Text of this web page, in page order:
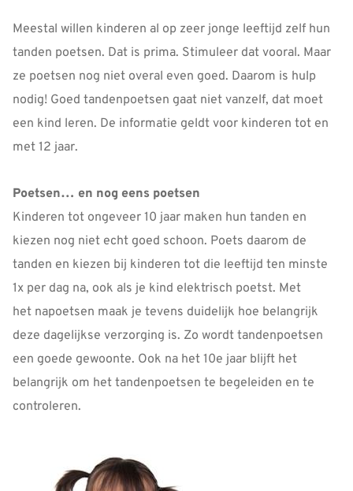
Meestal willen kinderen al op zeer jonge leeftijd zelf hun
tanden poetsen. Dat is prima. Stimuleer dat vooral. Maar
ze poetsen nog niet overal even goed. Daarom is hulp
nodig! Goed tandenpoetsen gaat niet vanzelf, dat moet
een kind leren. De informatie geldt voor kinderen tot en
met 12 jaar.
Poetsen… en nog eens poetsen
Kinderen tot ongeveer 10 jaar maken hun tanden en
kiezen nog niet echt goed schoon. Poets daarom de
tanden en kiezen bij kinderen tot die leeftijd ten minste
1x per dag na, ook als je kind elektrisch poetst. Met
het napoetsen maak je tevens duidelijk hoe belangrijk
deze dagelijkse verzorging is. Zo wordt tandenpoetsen
een goede gewoonte. Ook na het 10e jaar blijft het
belangrijk om het tandenpoetsen te begeleiden en te
controleren.